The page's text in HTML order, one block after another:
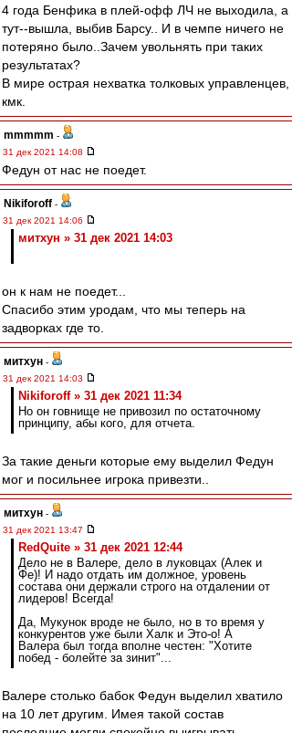
4 года Бенфика в плей-офф ЛЧ не выходила, а
тут--вышла, выбив Барсу.. И в чемпе ничего не
потеряно было..Зачем увольнять при таких
результатах?
В мире острая нехватка толковых управленцев,
кмк.
mmmmm -
31 дек 2021 14:08
Федун от нас не поедет.
Nikiforoff -
31 дек 2021 14:06
митхун » 31 дек 2021 14:03
он к нам не поедет...
Спасибо этим уродам, что мы теперь на
задворках где то.
митхун -
31 дек 2021 14:03
Nikiforoff » 31 дек 2021 11:34
Но он говнище не привозил по остаточному
принципу, абы кого, для отчета.
За такие деньги которые ему выделил Федун
мог и посильнее игрока привезти..
митхун -
31 дек 2021 13:47
RedQuite » 31 дек 2021 12:44
Дело не в Валере, дело в луковцах (Алек и
Фе)! И надо отдать им должное, уровень
состава они держали строго на отдалении от
лидеров! Всегда!
Да, Мукунок вроде не было, но в то время у
конкурентов уже были Халк и Это-о! А
Валера был тогда вполне честен: "Хотите
побед - болейте за зинит"...
Валере столько бабок Федун выделил хватило
на 10 лет другим. Имея такой состав